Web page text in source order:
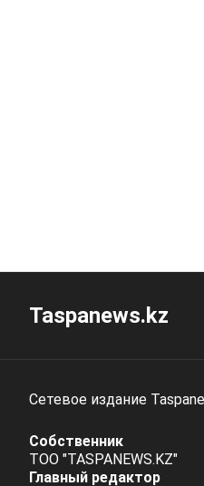
Taspanews.kz
Сетевое издание
Собственник
ТОО "TASPANEWS.KZ"
Главный редактор